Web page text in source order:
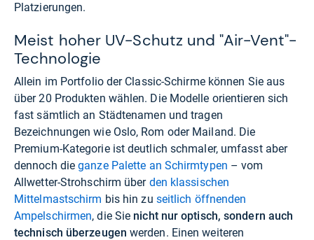
Platzierungen.
Meist hoher UV-Schutz und "Air-Vent"-
Technologie
Allein im Portfolio der Classic-Schirme können Sie aus
über 20 Produkten wählen. Die Modelle orientieren sich
fast sämtlich an Städtenamen und tragen
Bezeichnungen wie Oslo, Rom oder Mailand. Die
Premium-Kategorie ist deutlich schmaler, umfasst aber
dennoch dieganze Palette an Schirmtypen – vom
Allwetter-Strohschirm über den klassischen
Mittelmastschirm bis hin zu seitlich öffnenden
Ampelschirmen, die Sie nicht nur optisch, sondern auch
technisch überzeugen werden. Einen weiteren